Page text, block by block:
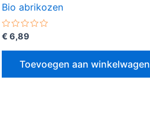
Bio abrikozen
Gewaardeerd
uit
€ 6,89
Toevoegen aan winkelwagen